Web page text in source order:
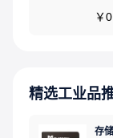
￥
精选工业品
存